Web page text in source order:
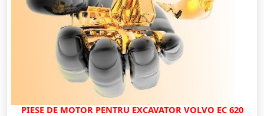
PIESE DE MOTOR PENTRU EXCAVATOR VOLVO EC 620